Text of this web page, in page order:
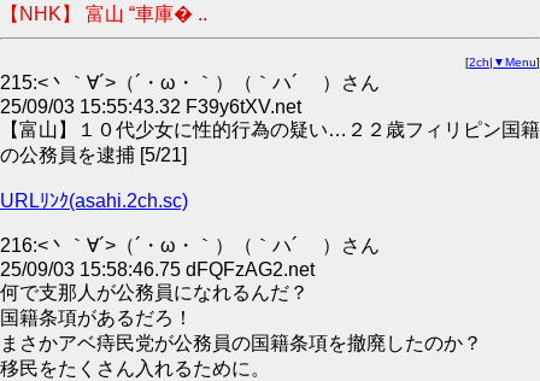
【NHK】 富山 “車庫� ..
[2ch| ▼Menu]
215:<丶｀∀´>（´・ω・｀）（｀ハ´ ）さん
25/09/03 15:55:43.32 F39y6tXV.net
【富山】１０代少女に性的行為の疑い…２２歳フィリピン国籍
の公務員を逮捕 [5/21]
URLﾘﾝｸ(asahi.2ch.sc)
216:<丶｀∀´>（´・ω・｀）（｀ハ´ ）さん
25/09/03 15:58:46.75 dFQFzAG2.net
何で支那人が公務員になれるんだ？
国籍条項があるだろ！
まさかアベ痔民党が公務員の国籍条項を撤廃したのか？
移民をたくさん入れるために。